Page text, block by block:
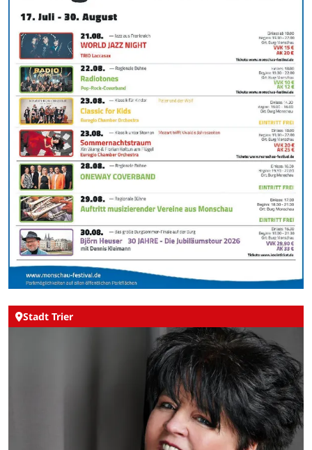
Stadt Trier